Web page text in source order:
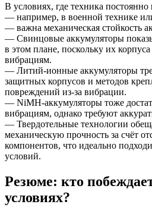
В условиях, где техника постоянно
— например, в военной технике
— важна механическая стойкость
— Свинцовые аккумуляторы
в этом плане, поскольку их
вибрациям.
— Литий-ионные аккумуляторы
защитных корпусов и методов
повреждений из-за вибрации.
— NiMH-аккумуляторы тоже
вибрациям, однако требуют
— Твердотельные технологии
механическую прочность за счёт
компонентов, что идеально
условий.
Резюме: кто
условиях?